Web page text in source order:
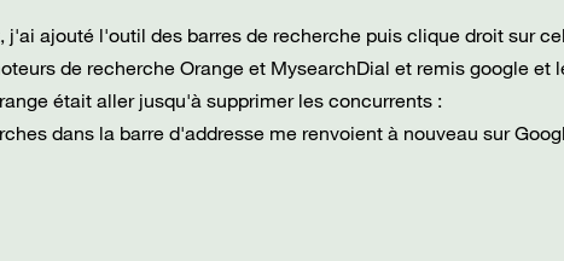
j'ai ajouté l'outil des barres de recherche puis clique droit sur
de recherche Orange et MysearchDial et remis google et
était aller jusqu'à supprimer les concurrents :
dans la barre d'addresse me renvoient à nouveau sur